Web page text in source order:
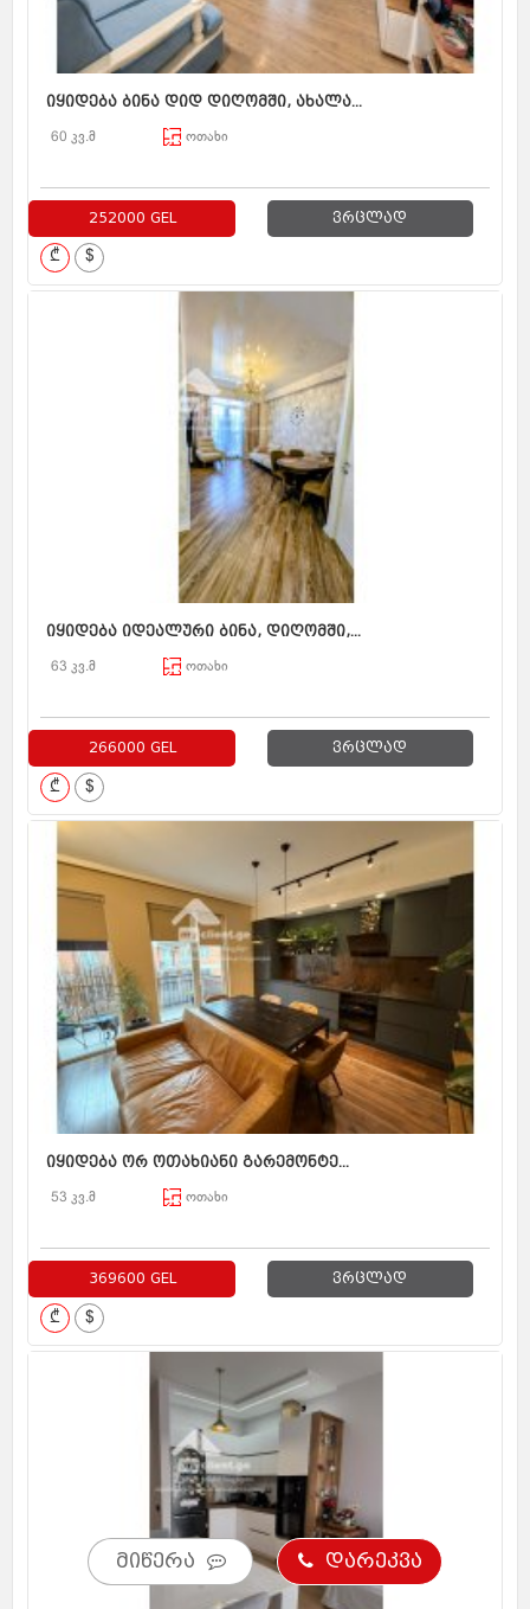
იყიდება ბინა დიდ დიღომში, ახალა...
60 კვ.მ ოთახი
252000 GEL ვრცლად
₾ $
იყიდება იდეალური ბინა, დიღომში,...
63 კვ.მ ოთახი
266000 GEL ვრცლად
₾ $
იყიდება ორ ოთახიანი გარემონტე...
53 კვ.მ ოთახი
369600 GEL ვრცლად
₾ $
მიწერა დარეკვა